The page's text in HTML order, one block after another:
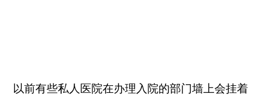
以前有些私人医院在办理入院的部门墙上会挂着